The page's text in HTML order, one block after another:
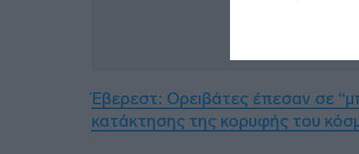
Έβερεστ: Ορειβάτες έπεσαν σε
κατάκτησης της κορυφής του